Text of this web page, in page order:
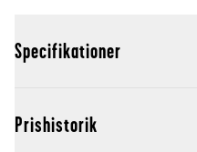
Specifikationer
Prishistorik